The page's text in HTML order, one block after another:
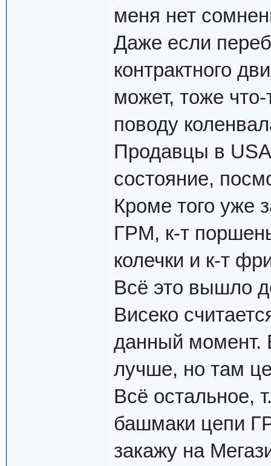
меня нет
Даже если
контрактного
может, тоже
поводу
Продавцы в USA
состояние,
Кроме того уже
ГРМ, к-т
колечки и к-т
Всё это вышло
Висеко
данный момент.
лучше, но там
Всё остальное,
башмаки цепи
закажу на